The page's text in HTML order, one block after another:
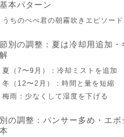
本パターン
うちのぺぺ君の朝霧吹きエピソード
別の調整：夏は冷却用追加・
夏（7〜9月）：冷却ミストを追加
冬（12〜2月）：時間と量を短縮
梅雨：少なくして湿度を下げる
の調整：パンサー多め・エボ